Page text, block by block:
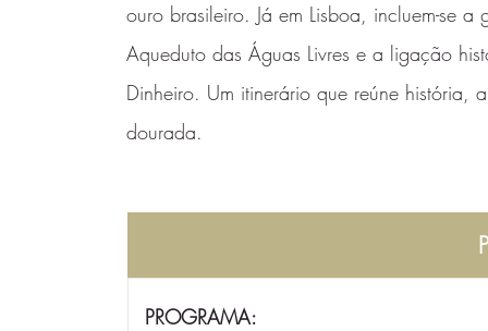
ouro brasileiro. Já em Lisboa, incluem-se
Aqueduto das Águas Livres e a ligação
Dinheiro. Um itinerário que reúne história,
dourada.
PROGRAMA: